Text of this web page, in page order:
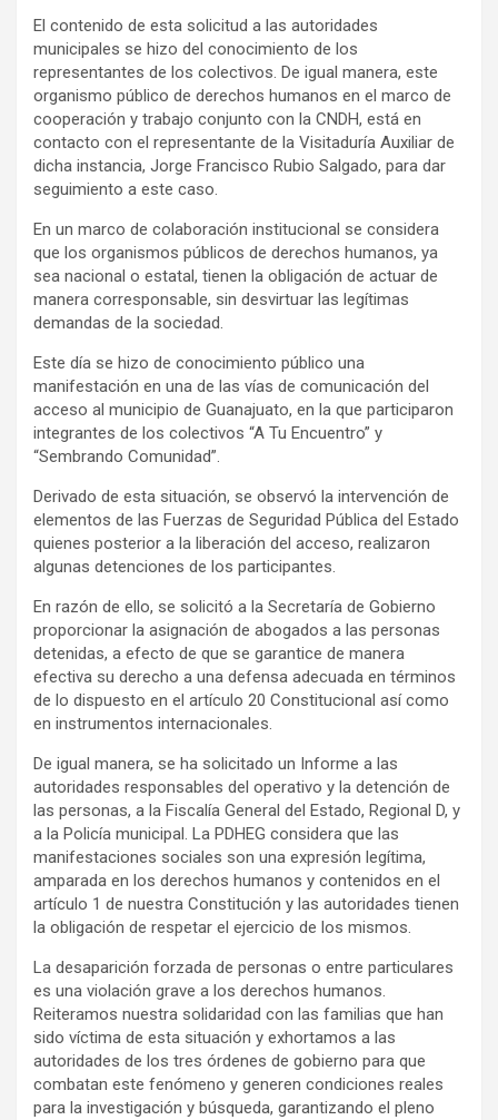
El contenido de esta solicitud a las autoridades
municipales se hizo del conocimiento de los
representantes de los colectivos. De igual manera, este
organismo público de derechos humanos en el marco de
cooperación y trabajo conjunto con la CNDH, está en
contacto con el representante de la Visitaduría Auxiliar de
dicha instancia, Jorge Francisco Rubio Salgado, para dar
seguimiento a este caso.
En un marco de colaboración institucional se considera
que los organismos públicos de derechos humanos, ya
sea nacional o estatal, tienen la obligación de actuar de
manera corresponsable, sin desvirtuar las legítimas
demandas de la sociedad.
Este día se hizo de conocimiento público una
manifestación en una de las vías de comunicación del
acceso al municipio de Guanajuato, en la que participaron
integrantes de los colectivos “A Tu Encuentro” y
“Sembrando Comunidad”.
Derivado de esta situación, se observó la intervención de
elementos de las Fuerzas de Seguridad Pública del Estado
quienes posterior a la liberación del acceso, realizaron
algunas detenciones de los participantes.
En razón de ello, se solicitó a la Secretaría de Gobierno
proporcionar la asignación de abogados a las personas
detenidas, a efecto de que se garantice de manera
efectiva su derecho a una defensa adecuada en términos
de lo dispuesto en el artículo 20 Constitucional así como
en instrumentos internacionales.
De igual manera, se ha solicitado un Informe a las
autoridades responsables del operativo y la detención de
las personas, a la Fiscalía General del Estado, Regional D, y
a la Policía municipal. La PDHEG considera que las
manifestaciones sociales son una expresión legítima,
amparada en los derechos humanos y contenidos en el
artículo 1 de nuestra Constitución y las autoridades tienen
la obligación de respetar el ejercicio de los mismos.
La desaparición forzada de personas o entre particulares
es una violación grave a los derechos humanos.
Reiteramos nuestra solidaridad con las familias que han
sido víctima de esta situación y exhortamos a las
autoridades de los tres órdenes de gobierno para que
combatan este fenómeno y generen condiciones reales
para la investigación y búsqueda, garantizando el pleno